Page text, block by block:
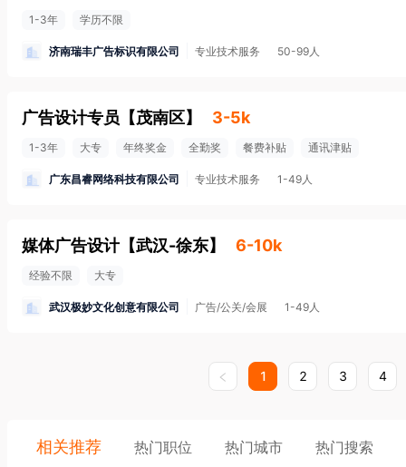
1-3年 学历不限
济南瑞丰广告标识有限公司 专业技术服务 50-99人
广告设计专员 【茂南区】 3-5k
1-3年 大专 年终奖金 全勤奖 餐费补贴 通讯津贴
广东昌睿网络科技有限公司 专业技术服务 1-49人
媒体广告设计 【武汉-徐东】 6-10k
经验不限 大专
武汉极妙文化创意有限公司 广告/公关/会展 1-49人
1 2 3 4
相关推荐 热门职位 热门城市 热门搜索